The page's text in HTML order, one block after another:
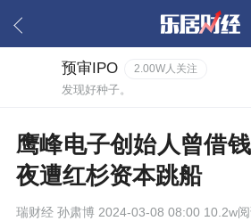
预审IPO 2.00W人关注
发现好种子。
鹰峰电子创始人曾借
夜遭红杉资本跳船
瑞财经孙肃博 2024-03-08 08:00 10.2w